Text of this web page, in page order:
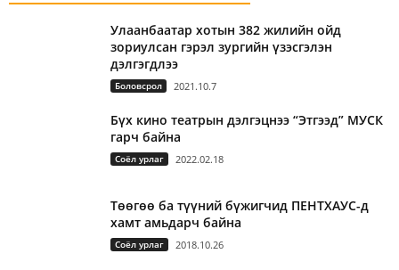
Улаанбаатар хотын 382 жилийн ойд
зориулсан гэрэл зургийн үзэсгэлэн
дэлгэгдлээ
Боловсрол 2021.10.7
Бүх кино театрын дэлгэцнээ “Этгээд” МУСК
гарч байна
Соёл урлаг 2022.02.18
Төөгөө ба түүний бүжигчид ПЕНТХАУС-д
хамт амьдарч байна
Соёл урлаг 2018.10.26